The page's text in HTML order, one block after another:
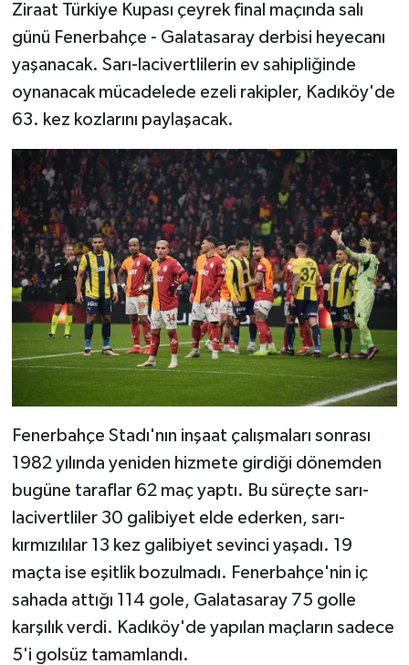
Ziraat Türkiye Kupası çeyrek final maçında salı
günü Fenerbahçe - Galatasaray derbisi heyecanı
yaşanacak. Sarı-lacivertlilerin ev sahipliğinde
oynanacak mücadelede ezeli rakipler, Kadıköy'de
63. kez kozlarını paylaşacak.
Fenerbahçe Stadı'nın inşaat çalışmaları sonrası
1982 yılında yeniden hizmete girdiği dönemden
bugüne taraflar 62 maç yaptı. Bu süreçte sarı-
lacivertliler 30 galibiyet elde ederken, sarı-
kırmızılılar 13 kez galibiyet sevinci yaşadı. 19
maçta ise eşitlik bozulmadı. Fenerbahçe'nin iç
sahada attığı 114 gole, Galatasaray 75 golle
karşılık verdi. Kadıköy'de yapılan maçların sadece
5'i golsüz tamamlandı.
TREND
OTOMOTİV
TEKNOLOJİ
YAŞAM
KÜLTÜR SANAT